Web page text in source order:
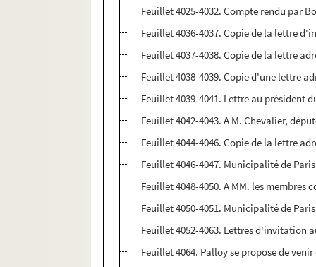
Feuillet 4025-4032. Compte rendu par
Feuillet 4036-4037. Copie de la lettre
Feuillet 4037-4038. Copie de la lettre
Feuillet 4038-4039. Copie d'une lettre
Feuillet 4039-4041. Lettre au président
Feuillet 4042-4043. A M. Chevalier,
Feuillet 4044-4046. Copie de la lettre
Feuillet 4046-4047. Municipalité de
Feuillet 4048-4050. A MM. les
Feuillet 4050-4051. Municipalité de
Feuillet 4052-4063. Lettres d'invitation
Feuillet 4064. Palloy se propose de